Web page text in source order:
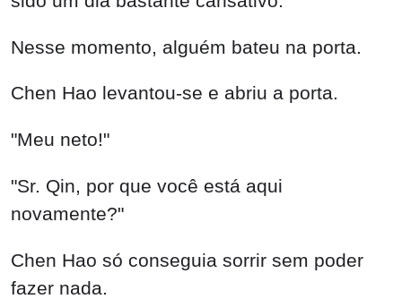
Nesse momento, alguém bateu na porta.
Chen Hao levantou-se e abriu a porta.
"Meu neto!"
"Sr. Qin, por que você está aqui
novamente?"
Chen Hao só conseguia sorrir sem poder
fazer nada.